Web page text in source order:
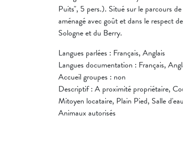
Puits", 5 pers.). Situé sur le parcours
aménagé avec goût et dans le respect
Sologne et du Berry.
Langues parlées : Français, Anglais
Langues documentation : Français,
Accueil groupes : non
Descriptif : A proximité propriétaire,
Mitoyen locataire, Plain Pied, Salle
Animaux autorisés